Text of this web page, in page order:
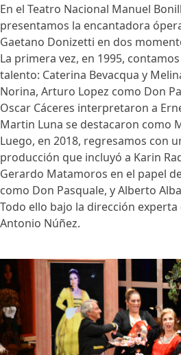
En el Teatro Nacional Manuel
presentamos la encantadora
Gaetano Donizetti en dos
La primera vez, en 1995,
talento: Caterina Bevacqua y
Norina, Arturo Lopez como Don
Oscar Cáceres interpretaron a
Martin Luna se destacaron como
Luego, en 2018, regresamos con
producción que incluyó a Karin
Gerardo Matamoros en el papel
como Don Pasquale, y Alberto
Todo ello bajo la dirección experta
Antonio Núñez.